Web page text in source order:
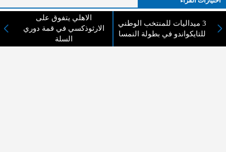
3 ميداليات للمنتخب الوطني
للتايكواندو في بطولة النمسا
الاهلي يتفوق على
الارثوذكسي في قمة دوري
السلة